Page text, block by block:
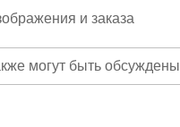
и заказа
могут быть обсуждены